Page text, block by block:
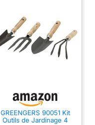
GREENGERS 90051 Kit
Outils de Jardinage 4